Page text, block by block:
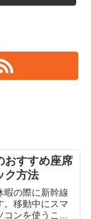
おすすめ座席
ク方法
暇の際に新幹線
。移動中にスマ
ンを使うこと